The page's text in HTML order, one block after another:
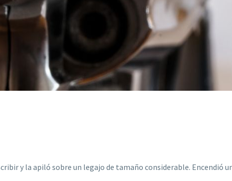
y la apiló sobre un legajo de tamaño considerable. Encendió